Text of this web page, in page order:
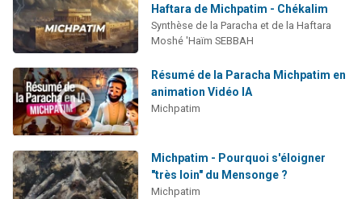
Haftara de Michpatim - Chékalim
Synthèse de la Paracha et de la Haftara
Moshé 'Haïm SEBBAH
Résumé de la Paracha Michpatim en
animation Vidéo IA
Michpatim
Michpatim - Pourquoi s'éloigner
"très loin" du Mensonge ?
Michpatim